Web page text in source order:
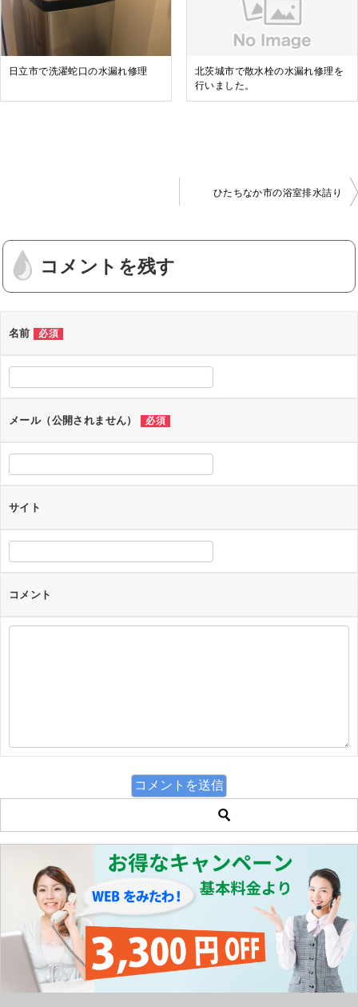
日立市で洗濯蛇口の水漏れ修理
北茨城市で散水栓の水漏れ修理を
行いました。
投
稿
ナ
ゲ
ー
ョ
ン
ひたちなか市の浴室排水詰り
コメントを残す
名前 必須
メール（公開されません） 必須
サイト
コメント